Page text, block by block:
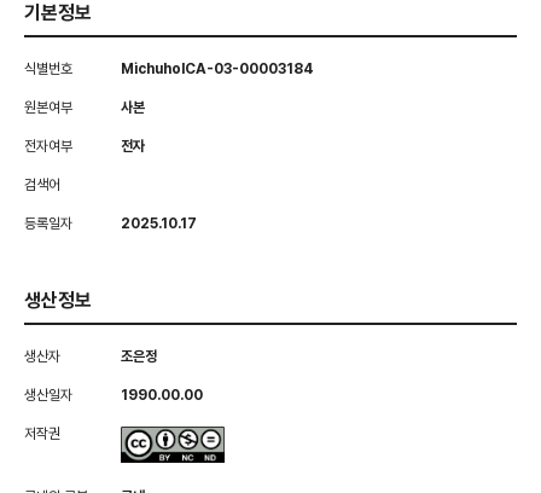
기본정보
식별번호 MichuholCA-03-00003184
원본여부 사본
전자여부 전자
검색어
등록일자 2025.10.17
생산정보
생산자 조은정
생산일자 1990.00.00
저작권